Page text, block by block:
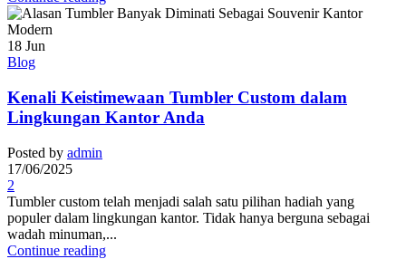
18 Jun
Blog
Kenali Keistimewaan Tumbler Custom dalam
Lingkungan Kantor Anda
Posted by admin
17/06/2025
2
Tumbler custom telah menjadi salah satu pilihan hadiah yang
populer dalam lingkungan kantor. Tidak hanya berguna sebagai
wadah minuman,...
Continue reading